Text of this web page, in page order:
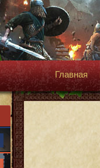
Главная